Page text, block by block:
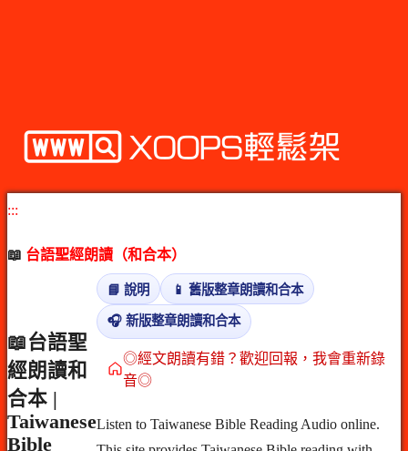
:::
📖 台語聖經朗讀（和合本）
📖台語聖
經朗讀和
合本 |
Taiwanese
Bible
📘 說明 📱 舊版整章朗讀和合本
🎧 新版整章朗讀和合本
◎經文朗讀有錯？歡迎回報，我會重新錄
音◎
Listen to Taiwanese Bible Reading Audio online.